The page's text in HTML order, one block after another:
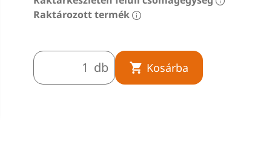
Raktározott termék
db Kosárba